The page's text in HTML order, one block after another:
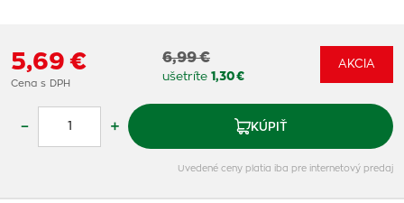
5,69 €
Cena s DPH
6,99 €
ušetríte 1,30 €
AKCIA
– + KÚPIŤ
Uvedené ceny platia iba pre internetový predaj